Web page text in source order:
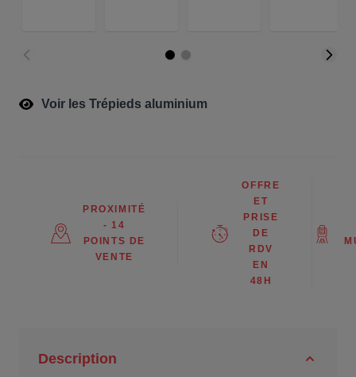
Voir les Trépieds aluminium
PROXIMITÉ
- 14
POINTS DE
VENTE
OFFRE
ET
PRISE
DE
RDV
EN
48H
Description